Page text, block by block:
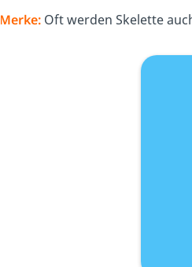
Merke: Oft werden Skelette